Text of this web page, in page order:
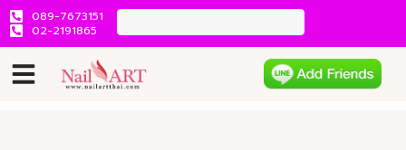
089-7673151
02-2191865